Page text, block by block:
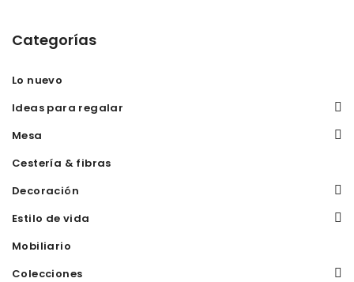
Categorías
Lo nuevo
Ideas para regalar
Mesa
Cestería & fibras
Decoración
Estilo de vida
Mobiliario
Colecciones